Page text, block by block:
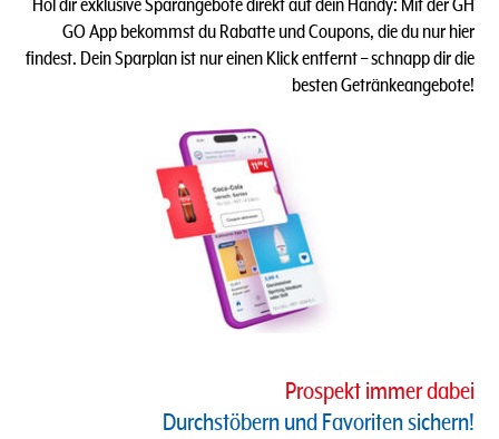
Hol dir exklusive Sparangebote direkt auf dein Handy: Mit der GH
GO App bekommst du Rabatte und Coupons, die du nur hier
findest. Dein Sparplan ist nur einen Klick entfernt – schnapp dir die
besten Getränkeangebote!
Prospekt immer dabei
Durchstöbern und Favoriten sichern​!